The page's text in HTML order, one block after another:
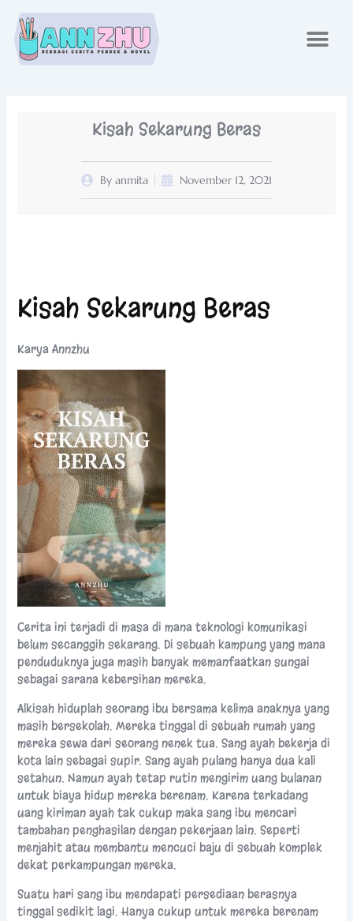
content
Kisah Sekarung Beras
By anmita November 12, 2021
Kisah Sekarung Beras
Karya Annzhu
Cerita ini terjadi di masa di mana teknologi komunikasi
belum secanggih sekarang. Di sebuah kampung yang mana
penduduknya juga masih banyak memanfaatkan sungai
sebagai sarana kebersihan mereka.
Alkisah hiduplah seorang ibu bersama kelima anaknya yang
masih bersekolah. Mereka tinggal di sebuah rumah yang
mereka sewa dari seorang nenek tua. Sang ayah bekerja di
kota lain sebagai supir. Sang ayah pulang hanya dua kali
setahun. Namun ayah tetap rutin mengirim uang bulanan
untuk biaya hidup mereka berenam. Karena terkadang
uang kiriman ayah tak cukup maka sang ibu mencari
tambahan penghasilan dengan pekerjaan lain. Seperti
menjahit atau membantu mencuci baju di sebuah komplek
dekat perkampungan mereka.
Suatu hari sang ibu mendapati persediaan berasnya
tinggal sedikit lagi. Hanya cukup untuk mereka berenam